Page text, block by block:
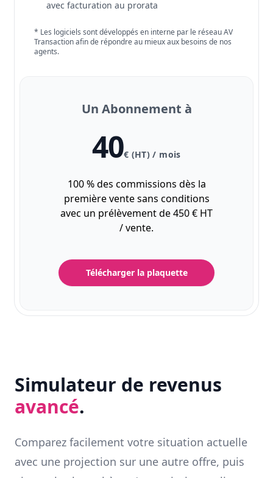
avec facturation au prorata
* Les logiciels sont développés en interne par le réseau AV
Transaction afin de répondre au mieux aux besoins de nos
agents.
Un Abonnement à
40€ (HT) / mois
100 % des commissions dès la
première vente sans conditions
avec un prélèvement de 450 € HT
/ vente.
Télécharger la plaquette
Simulateur de revenus
avancé.
Comparez facilement votre situation actuelle
avec une projection sur une autre offre, puis